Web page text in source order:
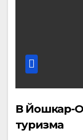
В Йошкар-
туризма